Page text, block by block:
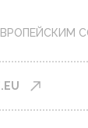
ЕВРОПЕЙСКИМ